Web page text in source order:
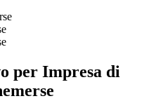
per Impresa di